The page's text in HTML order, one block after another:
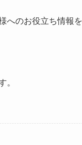
のお役立ち情報